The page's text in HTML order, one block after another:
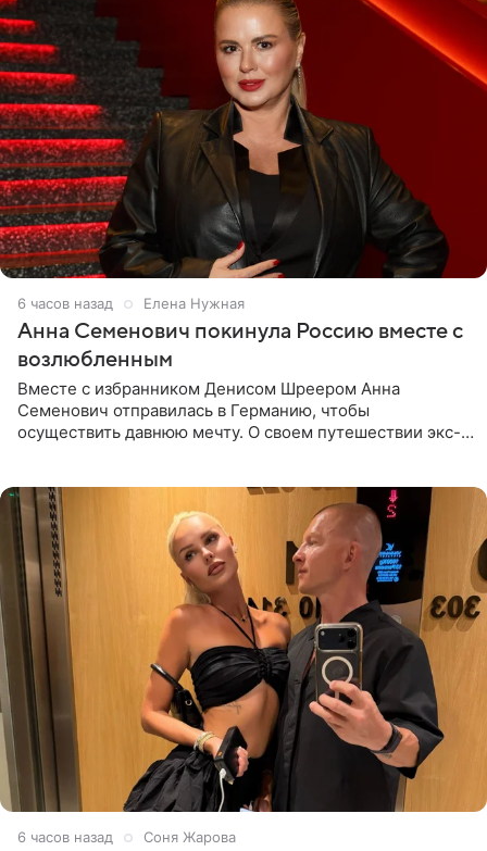
6 часов назад Елена Нужная
Анна Семенович покинула Россию вместе с
возлюбленным
Вместе с избранником Денисом Шреером Анна
Семенович отправилась в Германию, чтобы
осуществить давнюю мечту. О своем путешествии экс-
6 часов назад Соня Жарова